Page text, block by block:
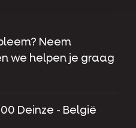
Neem
we helpen je graag
Deinze - België